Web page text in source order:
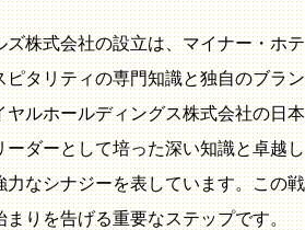
株式会社の設立は、マイナー・ホテ
タリティの専門知識と独自のブラン
ヤルホールディングス株式会社の日本
ダーとして培った深い知識と卓越し
力なシナジーを表しています。この戦
りを告げる重要なステップです。